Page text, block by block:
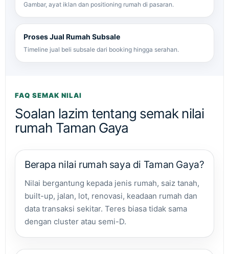
Gambar, ayat iklan dan positioning rumah di pasaran.
Proses Jual Rumah Subsale
Timeline jual beli subsale dari booking hingga serahan.
FAQ SEMAK NILAI
Soalan lazim tentang semak nilai
rumah Taman Gaya
Berapa nilai rumah saya di Taman Gaya?
Nilai bergantung kepada jenis rumah, saiz tanah,
built-up, jalan, lot, renovasi, keadaan rumah dan
data transaksi sekitar. Teres biasa tidak sama
dengan cluster atau semi-D.